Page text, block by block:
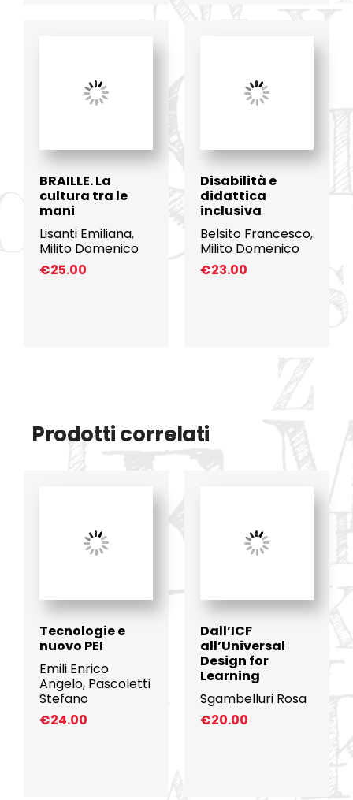
BRAILLE. La
cultura tra le
mani
Lisanti Emiliana,
Milito Domenico
€25.00
Disabilità e
didattica
inclusiva
Belsito Francesco,
Milito Domenico
€23.00
Prodotti correlati
Tecnologie e
nuovo PEI
Emili Enrico
Angelo, Pascoletti
Stefano
€24.00
Dall’ICF
all’Universal
Design for
Learning
Sgambelluri Rosa
€20.00